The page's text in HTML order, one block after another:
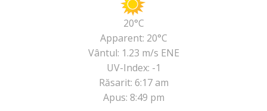
20°C
Apparent: 20°C
Vântul: 1.23 m/s ENE
UV-Index: -1
Răsarit: 6:17 am
Apus: 8:49 pm